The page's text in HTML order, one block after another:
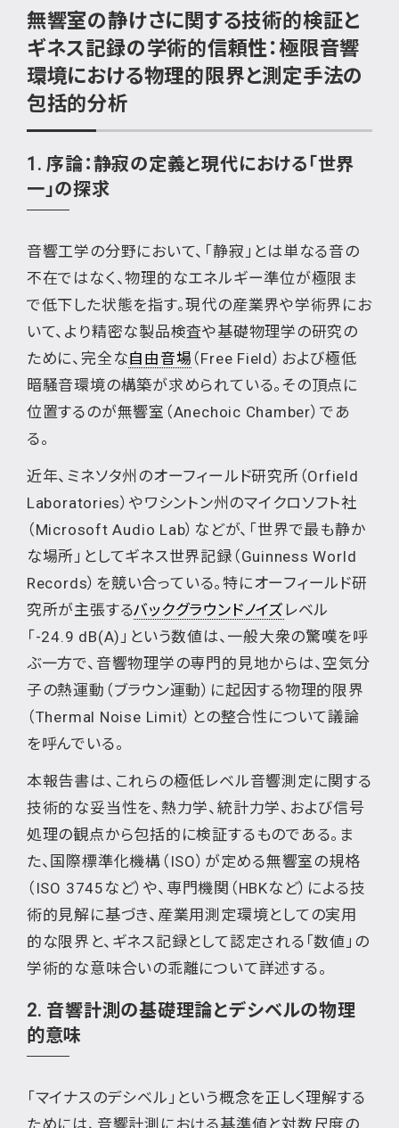
無響室の静けさに関する技術的検証と
ギネス記録の学術的信頼性：極限音響
環境における物理的限界と測定手法の
包括的分析
1. 序論：静寂の定義と現代における「世界
一」の探求
音響工学の分野において、「静寂」とは単なる音の
不在ではなく、物理的なエネルギー準位が極限ま
で低下した状態を指す。現代の産業界や学術界にお
いて、より精密な製品検査や基礎物理学の研究の
ために、完全な自由音場 （Free Field）および極低
暗騒音環境の構築が求められている。その頂点に
位置するのが無響室（Anechoic Chamber）であ
る。
近年、ミネソタ州のオーフィールド研究所（Orfield
Laboratories）やワシントン州のマイクロソフト社
（Microsoft Audio Lab）などが、「世界で最も静か
な場所」としてギネス世界記録（Guinness World
Records）を競い合っている。特にオーフィールド研
究所が主張するバックグラウンドノイズ レベル
「-24.9 dB(A)」という数値は、一般大衆の驚嘆を呼
ぶ一方で、音響物理学の専門的見地からは、空気分
子の熱運動（ブラウン運動）に起因する物理的限界
（Thermal Noise Limit）との整合性について議論
を呼んでいる。
本報告書は、これらの極低レベル音響測定に関する
技術的な妥当性を、熱力学、統計力学、および信号
処理の観点から包括的に検証するものである。ま
た、国際標準化機構（ISO）が定める無響室の規格
（ISO 3745など）や、専門機関（HBKなど）による技
術的見解に基づき、産業用測定環境としての実用
的な限界と、ギネス記録として認定される「数値」の
学術的な意味合いの乖離について詳述する。
2. 音響計測の基礎理論とデシベルの物理
的意味
「マイナスのデシベル」という概念を正しく理解する